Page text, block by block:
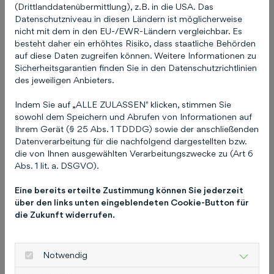
Marketing and Innovation Awards der SIINDA
verliehen worden. Die SIINDA ist ein
europäischer Non-Profit-Verband, der
Unternehmen zusammenbringt, die im Bereich
der digitalen Werbung, Medien und On-
Demand-Leistungen aktiv sind. Die Schlütersche
erreichte bei den europäischen Awards für die
Schnellservices Platz 3 in der Kategorie „Digital
Innovation and SMB Support“. Ebenfalls Platz 3
gab es in der Kategorie „Sales Automation,
Attribution and Analytics“ für die “Lead-
„Wir sind als gesamtes Team sehr stolz, dass
unsere Innovationen mit insgesamt vier Preisen
Leonetti, Geschäftsführerin der Schlüterschen
Marketing. „Besonders der Bewerberkick ist
(Drittlanddatenübermittlung), z.B. in die USA. Das
Datenschutzniveau in diesen Ländern ist möglicherweise
nicht mit dem in den EU-/EWR-Ländern vergleichbar. Es
besteht daher ein erhöhtes Risiko, dass staatliche Behörden
auf diese Daten zugreifen können. Weitere Informationen zu
Sicherheitsgarantien finden Sie in den Datenschutzrichtlinien
des jeweiligen Anbieters.
Indem Sie auf „ALLE ZULASSEN" klicken, stimmen Sie
sowohl dem Speichern und Abrufen von Informationen auf
Ihrem Gerät (§ 25 Abs. 1 TDDDG) sowie der anschließenden
Datenverarbeitung für die nachfolgend dargestellten bzw.
die von Ihnen ausgewählten Verarbeitungszwecke zu (Art 6
Abs. 1 lit. a. DSGVO).
Eine bereits erteilte Zustimmung können Sie jederzeit
über den links unten eingeblendeten Cookie-Button für
die Zukunft widerrufen.
Notwendig